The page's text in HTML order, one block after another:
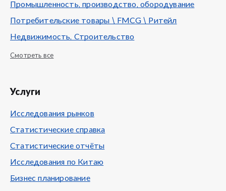
Промышленность, производство, обородувание
Потребительские товары \ FMCG \ Ритейл
Недвижимость, Строительство
Смотреть все
Услуги
Исследования рынков
Статистические справка
Статистические отчёты
Исследования по Китаю
Бизнес планирование